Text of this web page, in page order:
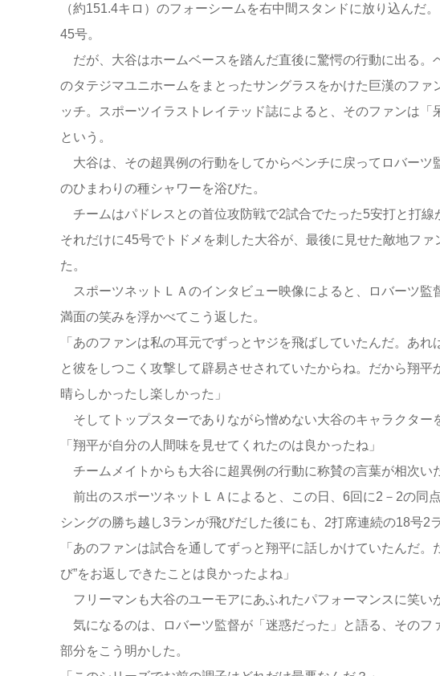
（約151.4キロ）のフォーシームを右中間スタンドに放り込んだ
45号。
だが、大谷はホームベースを踏んだ直後に驚愕の行動に出る。
のタテジマユニホームをまとったサングラスをかけた巨漢のフ
ッチ。スポーツイラストレイテッド誌によると、そのファンは「
という。
大谷は、その超異例の行動をしてからベンチに戻ってロバーツ
のひまわりの種シャワーを浴びた。
チームはパドレスとの首位攻防戦で2試合でたった5安打と打線
それだけに45号でトドメを刺した大谷が、最後に見せた敵地ファ
た。
スポーツネットＬＡのインタビュー映像によると、ロバーツ監
満面の笑みを浮かべてこう返した。
「あのファンは私の耳元でずっとヤジを飛ばしていたんだ。あ
と彼をしつこく攻撃して辟易させされていたからね。だから翔
晴らしかったし楽しかった」
そしてトップスターでありながら憎めない大谷のキャラクター
「翔平が自分の人間味を見せてくれたのは良かったね」
チームメイトからも大谷に超異例の行動に称賛の言葉が相次い
前出のスポーツネットＬＡによると、この日、6回に2－2の同
シングの勝ち越し3ランが飛びだした後にも、2打席連続の18号2
「あのファンは試合を通してずっと翔平に話しかけていたんだ
び”をお返しできたことは良かったよね」
フリーマンも大谷のユーモアにあふれたパフォーマンスに笑い
気になるのは、ロバーツ監督が「迷惑だった」と語る、そのフ
部分をこう明かした。